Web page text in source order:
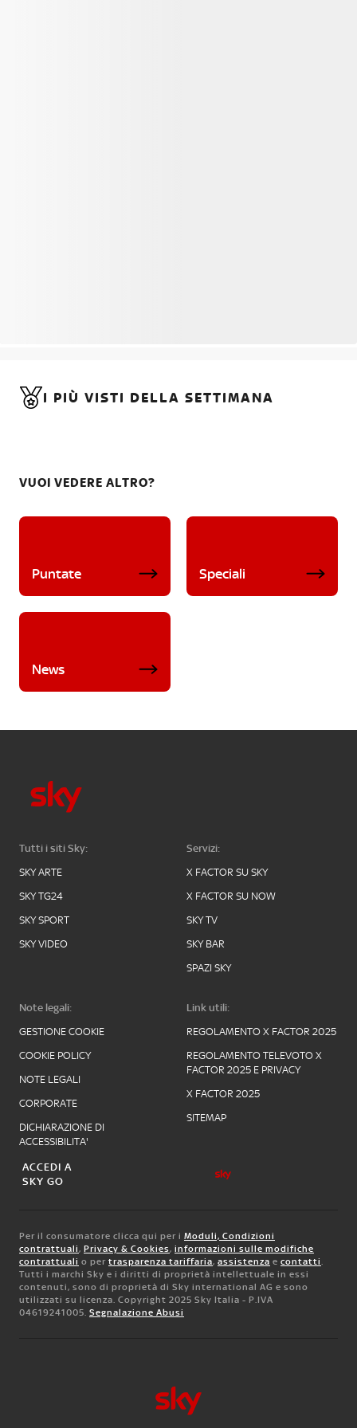
I PIÙ VISTI DELLA SETTIMANA
VUOI VEDERE ALTRO?
Puntate Speciali
News
Tutti i siti Sky:
SKY ARTE
SKY TG24
SKY SPORT
SKY VIDEO
Servizi:
X FACTOR SU SKY
X FACTOR SU NOW
SKY TV
SKY BAR
SPAZI SKY
Note legali:
GESTIONE COOKIE
COOKIE POLICY
NOTE LEGALI
CORPORATE
DICHIARAZIONE DI
ACCESSIBILITA'
Link utili:
REGOLAMENTO X FACTOR 2025
REGOLAMENTO TELEVOTO X
FACTOR 2025 E PRIVACY
X FACTOR 2025
SITEMAP
ACCEDI A
SKY GO
Per il consumatore clicca qui per i Moduli, Condizioni
contrattuali, Privacy & Cookies, informazioni sulle modifiche
contrattuali o per trasparenza tariffaria, assistenza e contatti.
Tutti i marchi Sky e i diritti di proprietà intellettuale in essi
contenuti, sono di proprietà di Sky international AG e sono
utilizzati su licenza. Copyright 2025 Sky Italia - P.IVA
04619241005. Segnalazione Abusi